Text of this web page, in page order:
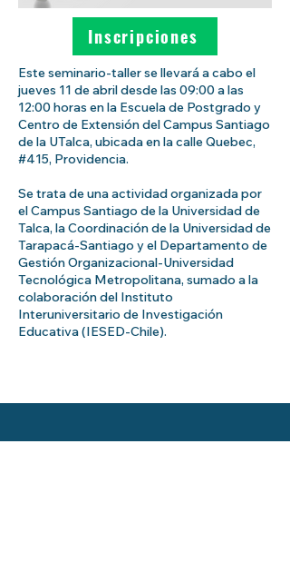
Inscripciones
Este seminario-taller se llevará a cabo el
jueves 11 de abril desde las 09:00 a las
12:00 horas en la Escuela de Postgrado y
Centro de Extensión del Campus Santiago
de la UTalca, ubicada en la calle Quebec,
#415, Providencia.
Se trata de una actividad organizada por
el Campus Santiago de la Universidad de
Talca, la Coordinación de la Universidad de
Tarapacá-Santiago y el Departamento de
Gestión Organizacional-Universidad
Tecnológica Metropolitana, sumado a la
colaboración del Instituto
Interuniversitario de Investigación
Educativa (IESED-Chile).